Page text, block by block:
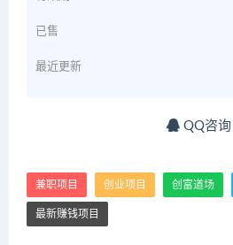
已售
最近更新
QQ咨询
兼职项目 创业项目 创富道场
最新赚钱项目